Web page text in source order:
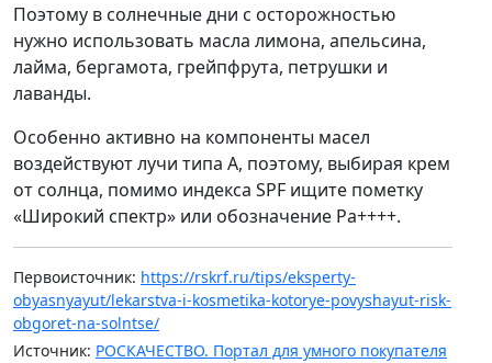
Поэтому в солнечные дни с осторожностью
нужно использовать масла лимона, апельсина,
лайма, бергамота, грейпфрута, петрушки и
лаванды.
Особенно активно на компоненты масел
воздействуют лучи типа А, поэтому, выбирая крем
от солнца, помимо индекса SPF ищите пометку
«Широкий спектр» или обозначение Ра++++.
Первоисточник: https://rskrf.ru/tips/eksperty-
obyasnyayut/lekarstva-i-kosmetika-kotorye-povyshayut-risk-
obgoret-na-solntse/
Источник: РОСКАЧЕСТВО. Портал для умного покупателя